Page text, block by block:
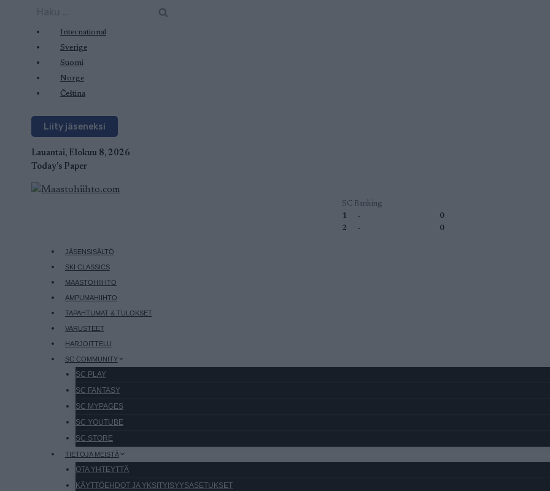
International
Sverige
Suomi
Norge
Čeština
Liity jäseneksi
Lauantai, Elokuu 8, 2026
Today's Paper
SC Ranking
1
-
0
2
- 0
JÄSENSISÄLTÖ
SKI CLASSICS
MAASTOHIIHTO
AMPUMAHIIHTO
TAPAHTUMAT & TULOKSET
VARUSTEET
HARJOITTELU
SC COMMUNITY
SC PLAY
SC FANTASY
SC MYPAGES
SC YOUTUBE
SC STORE
TIETOJA MEISTÄ
OTA YHTEYTTÄ
KÄYTTÖEHDOT JA YKSITYISYYSASETUKSET